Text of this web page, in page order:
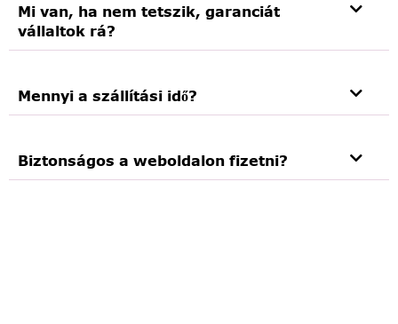
Mi van, ha nem tetszik, garanciát
vállaltok rá?
Mennyi a szállítási idő?
Biztonságos a weboldalon fizetni?